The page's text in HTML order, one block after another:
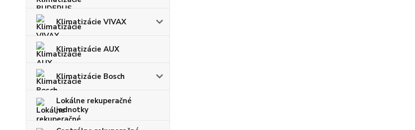
Klimatizácie VIVAX
Klimatizácie AUX
Klimatizácie Bosch
Lokálne rekuperačné
jednotky